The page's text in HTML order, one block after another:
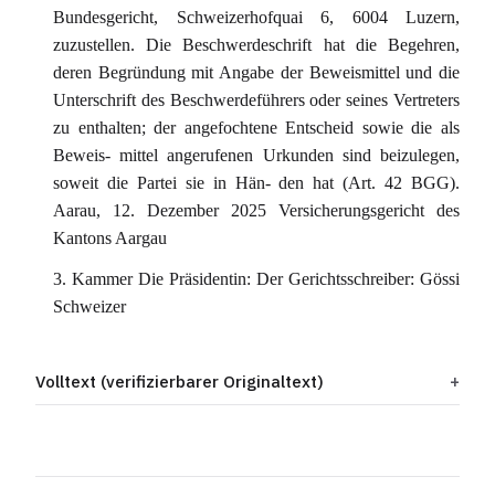
Bundesgericht, Schweizerhofquai 6, 6004 Luzern,
zuzustellen. Die Beschwerdeschrift hat die Begehren,
deren Begründung mit Angabe der Beweismittel und die
Unterschrift des Beschwerdeführers oder seines Vertreters
zu enthalten; der angefochtene Entscheid sowie die als
Beweis- mittel angerufenen Urkunden sind beizulegen,
soweit die Partei sie in Hän- den hat (Art. 42 BGG).
Aarau, 12. Dezember 2025 Versicherungsgericht des
Kantons Aargau
3. Kammer Die Präsidentin: Der Gerichtsschreiber: Gössi
Schweizer
Volltext (verifizierbarer Originaltext)